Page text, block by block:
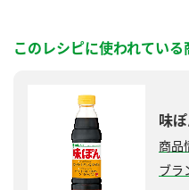
このレシピに使われている
味
商品
ブラ